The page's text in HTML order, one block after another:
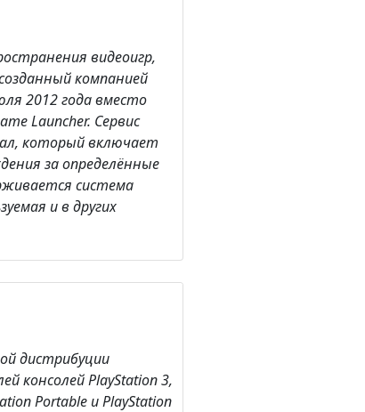
видеоигр,
компанией
2012 года вместо
Launcher. Сервис
который включает
за определённые
система
и в других
дистрибуции
консолей PlayStation 3,
Portable и PlayStation